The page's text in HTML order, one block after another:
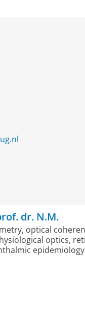
dr. N.M.
optical
optics,
epidemiology